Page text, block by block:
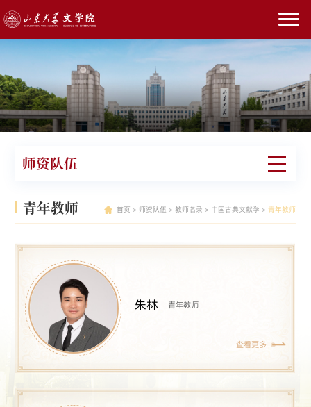
师资队伍
青年教师 首页 > 师资队伍 > 教师名录 > 中国古典文献学 > 青年教师
朱林 青年教师
查看更多